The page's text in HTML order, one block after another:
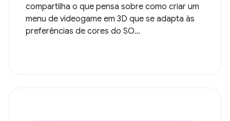
compartilha o que pensa sobre como criar um
menu de videogame em 3D que se adapta às
preferências de cores do SO...